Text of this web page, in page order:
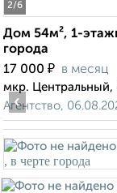
2/6
Дом 54м², 1-
города
17 000 ₽ в месяц
мкр. Центральный,
Агентство,
‹